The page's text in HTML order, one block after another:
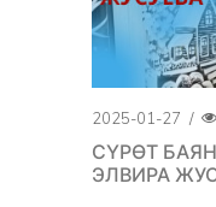
2025-01-27 /
СҮРӨТ
ЭЛВИРА